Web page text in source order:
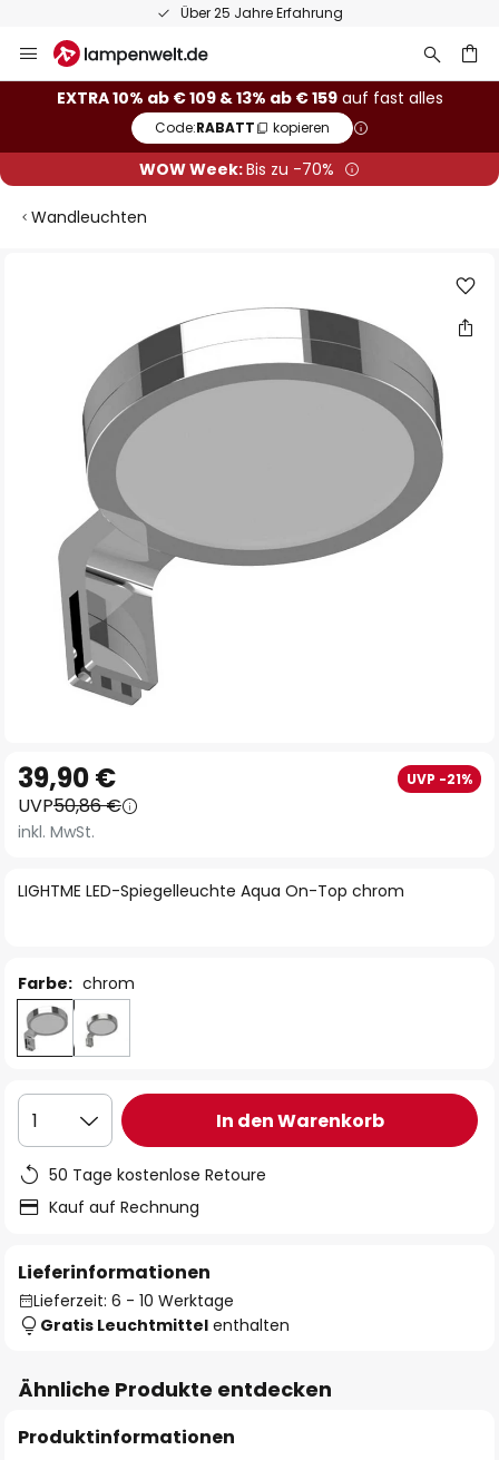
Über 25 Jahre Erfahrung
Inhalt
springen
EXTRA 10% ab € 109 & 13% ab € 159auf fast alles
Code:RABATT kopieren
WOW Week:Bis zu -70%
Wandleuchten
Anfang
der
Bildgalerie
LIGHTME LED-Spiegelleuchte Aqua On-Top chrom
39,90 € UVP -21%
UVP50,86 €
inkl. MwSt.
Farbe: chrom
1 In den Warenkorb
50 Tage kostenlose Retoure
Kauf auf Rechnung
Lieferinformationen
Lieferzeit: 6 - 10 Werktage
Gratis Leuchtmittel enthalten
Ähnliche Produkte entdecken
Produktinformationen